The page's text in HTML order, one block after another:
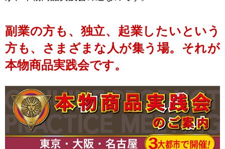
副業の方も、独立、起業したいという
方も、さまざまな人が集う場。それが
本物商品実践会です。